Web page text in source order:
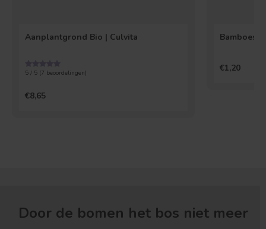
Aanplantgrond Bio | Culvita
5 / 5 (7 beoordelingen)
€8,65
€1,20
Door de bomen het bos niet meer